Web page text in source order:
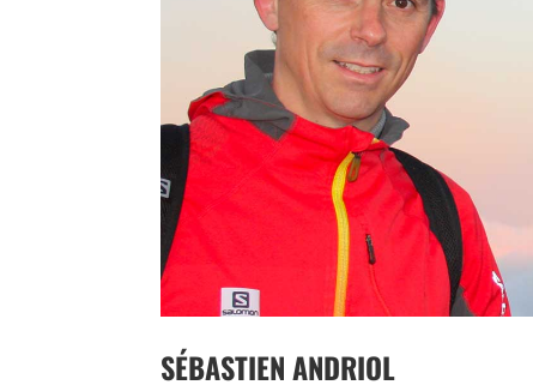
SÉBASTIEN ANDRIOL